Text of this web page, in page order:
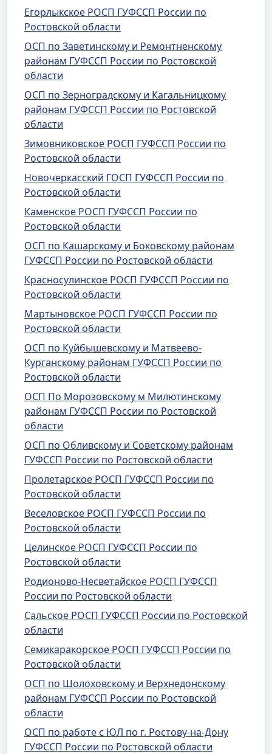
Егорлыкское РОСП ГУФССП России по
Ростовской области
ОСП по Заветинскому и Ремонтненскому
районам ГУФССП России по Ростовской
области
ОСП по Зерноградскому и Кагальницкому
районам ГУФССП России по Ростовской
области
Зимовниковское РОСП ГУФССП России по
Ростовской области
Новочеркасский ГОСП ГУФССП России по
Ростовской области
Каменское РОСП ГУФССП России по
Ростовской области
ОСП по Кашарскому и Боковскому районам
ГУФССП России по Ростовской области
Красносулинское РОСП ГУФССП России по
Ростовской области
Мартыновское РОСП ГУФССП России по
Ростовской области
ОСП по Куйбышевскому и Матвеево-
Курганскому районам ГУФССП России по
Ростовской области
ОСП По Морозовскому м Милютинскому
районам ГУФССП России по Ростовской
области
ОСП по Обливскому и Советскому районам
ГУФССП России по Ростовской области
Пролетарское РОСП ГУФССП России по
Ростовской области
Веселовское РОСП ГУФССП России по
Ростовской области
Целинское РОСП ГУФССП России по
Ростовской области
Родионово-Несветайское РОСП ГУФССП
России по Ростовской области
Сальское РОСП ГУФССП России по Ростовской
области
Семикаракорское РОСП ГУФССП России по
Ростовской области
ОСП по Шолоховскому и Верхнедонскому
районам ГУФССП России по Ростовской
области
ОСП по работе с ЮЛ по г. Ростову-на-Дону
ГУФССП России по Ростовской области